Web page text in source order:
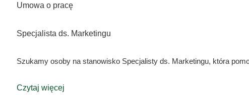
Umowa o pracę
Specjalista ds. Marketingu
Szukamy osoby na stanowisko Specjalisty ds. Marketingu, która
Czytaj więcej